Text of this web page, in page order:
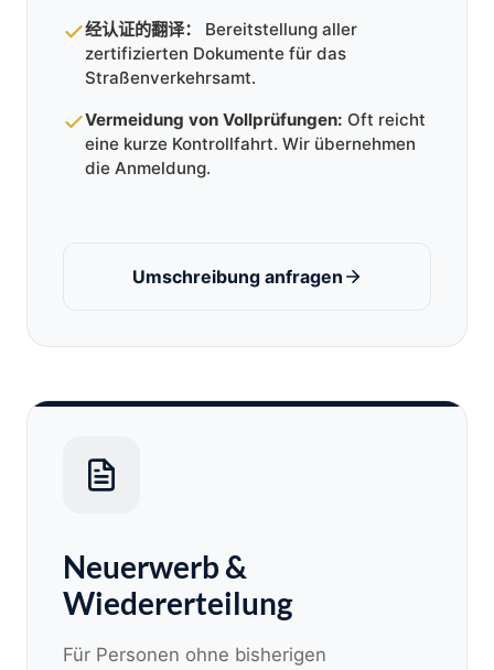
经认证的翻译：
Bereitstellung aller
zertifizierten Dokumente für das
Straßenverkehrsamt.
Vermeidung von Vollprüfungen: Oft reicht
eine kurze Kontrollfahrt. Wir übernehmen
die Anmeldung.
Umschreibung anfragen
Neuerwerb &
Wiedererteilung
Für Personen ohne bisherigen